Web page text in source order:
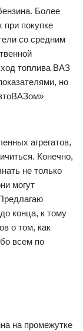
Более
при покупке
со средним
топлива ВАЗ
но
агрегатов,
Конечно,
не только
могут
конца, к тому
о том, как
всем по
на промежутке